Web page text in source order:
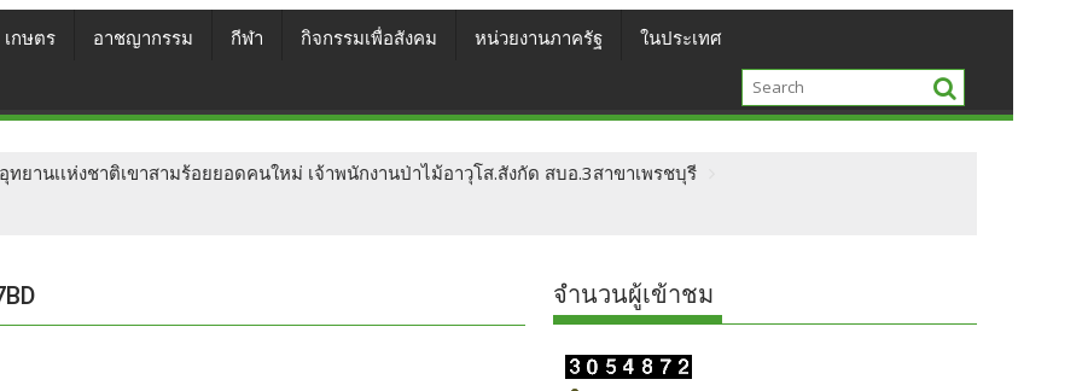
เกษตร อาชญากรรม กีฬา กิจกรรมเพื่อสังคม หน่วยงานภาครัฐ ในประเทศ
ยานเเห่งชาติเขาสามร้อยยอดคนใหม่ เจ้าพนักงานป่าไม้อาวุโส.สังกัด สบอ.3สาขาเพรชบุรี
จำนวนผู้เข้าชม